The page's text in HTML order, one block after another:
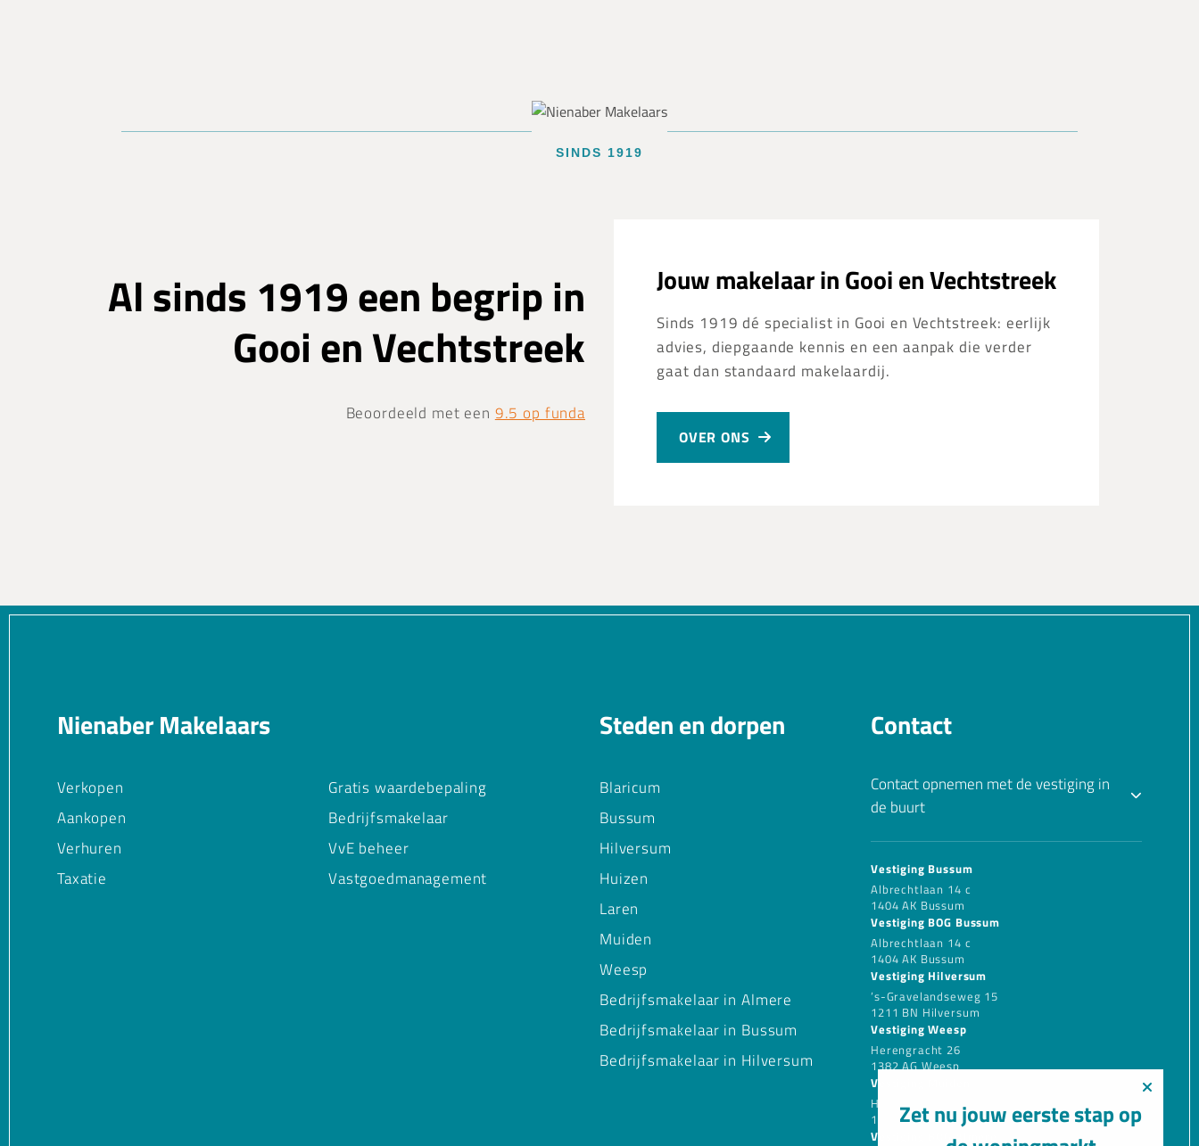
SINDS 1919
Al sinds 1919 een begrip in
Gooi en Vechtstreek
Beoordeeld met een 9.5 op funda
Jouw makelaar in Gooi en Vechtstreek
Sinds 1919 dé specialist in Gooi en Vechtstreek: eerlijk
advies, diepgaande kennis en een aanpak die verder
gaat dan standaard makelaardij.
OVER ONS
Nienaber Makelaars
Verkopen
Aankopen
Verhuren
Taxatie
Gratis waardebepaling
Bedrijfsmakelaar
VvE beheer
Vastgoedmanagement
Steden en dorpen
Blaricum
Bussum
Hilversum
Huizen
Laren
Muiden
Weesp
Bedrijfsmakelaar in Almere
Bedrijfsmakelaar in Bussum
Bedrijfsmakelaar in Hilversum
Contact
Contact opnemen met de vestiging in
de buurt
Vestiging Bussum
Albrechtlaan 14 c
1404 AK Bussum
Vestiging BOG Bussum
Albrechtlaan 14 c
1404 AK Bussum
Vestiging Hilversum
’s-Gravelandseweg 15
1211 BN Hilversum
Vestiging Weesp
Herengracht 26
1382 AG Weesp
Vestiging Muiden
Herengracht 26
1382 AG Weesp
Vestiging BOG Almere
Zet nu jouw eerste stap op